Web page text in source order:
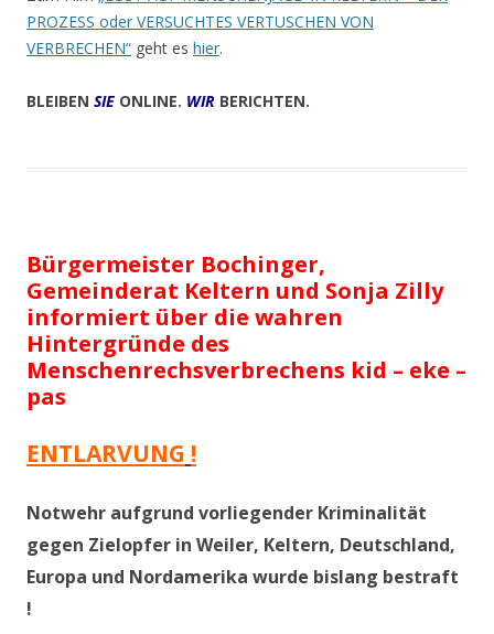
PROZESS oder VERSUCHTES VERTUSCHEN VON
VERBRECHEN“ geht es hier.
BLEIBEN SIE ONLINE. WIR BERICHTEN.
Bürgermeister Bochinger,
Gemeinderat Keltern und Sonja Zilly
informiert über die wahren
Hintergründe des
Menschenrechsverbrechens kid – eke –
pas
ENTLARVUNG !
Notwehr aufgrund vorliegender Kriminalität
gegen Zielopfer in Weiler, Keltern, Deutschland,
Europa und Nordamerika wurde bislang bestraft
!